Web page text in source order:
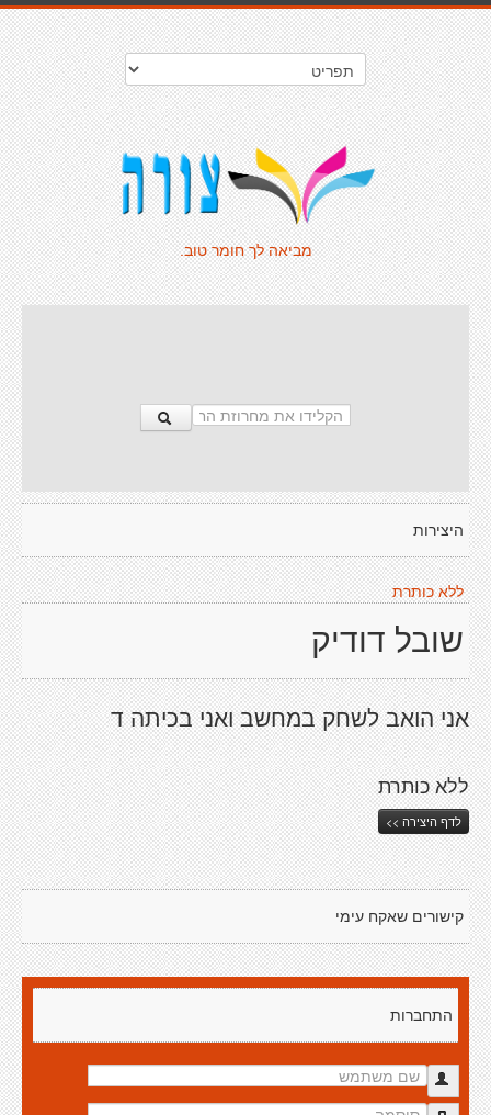
מביאה לך חומר טוב.
היצירות
ללא כותרת
שובל דודיק
אני הואב לשחק במחשב ואני בכיתה ד
ללא כותרת
לדף היצירה >>
קישורים שאקח עימי
התחברות